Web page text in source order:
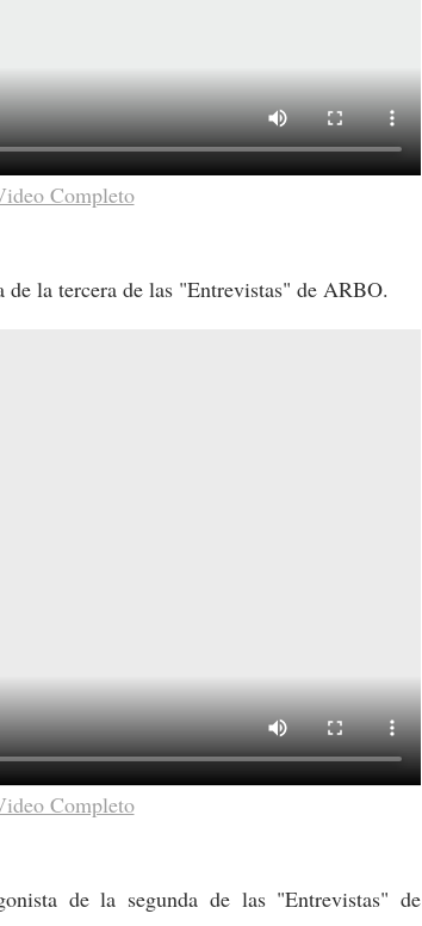
Completo
de la tercera de las "Entrevistas" de ARBO.
Completo
de la segunda de las "Entrevistas" de